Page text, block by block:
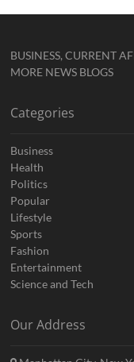
BUSINESS, CURRENT
MORE NEWS BLOGS
Categories
Business
Health
Politics
Popular
Lifestyle
Sports
Fashion
Entertainment
Science and Tech
Our Address